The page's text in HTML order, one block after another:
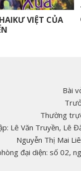
VIỆT CỦA
Bài
Thường
Lê Văn Truyền, Lê
Nguyễn Thị Mai
đại diện: số 02,